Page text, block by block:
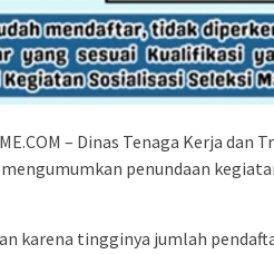
– Dinas Tenaga Kerja
penundaan
karena tingginya jumlah